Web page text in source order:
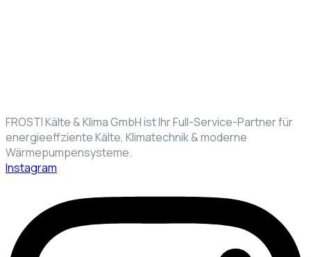
FROSTI Kälte & Klima GmbH ist Ihr Full-Service-Partner für
energieeffziente Kälte, Klimatechnik & moderne
Wärmepumpensysteme.
Instagram